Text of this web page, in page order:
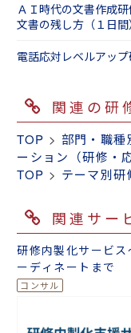
ＡＩ時代の文書作成
文書の残し方（１日間
電話応対レベルアッ
関連の研
TOP > 部門・職種
ーション（研修・
TOP > テーマ別研
関連サー
研修内製化サービ
ーディネートまで